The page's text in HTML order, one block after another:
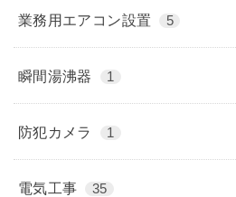
業務用エアコン設置 5
瞬間湯沸器 1
防犯カメラ 1
電気工事 35